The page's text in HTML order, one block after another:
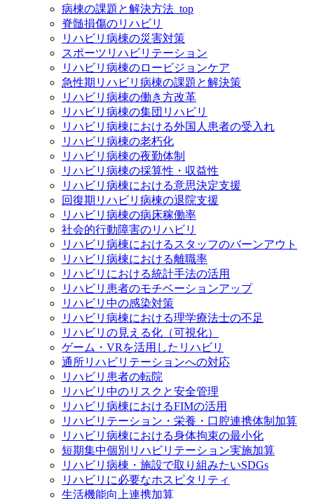
病棟の課題と解決方法_top
脊髄損傷のリハビリ
リハビリ病棟の災害対策
スポーツリハビリテーション
リハビリ病棟のロービジョンケア
急性期リハビリ病棟の課題と解決策
リハビリ病棟の働き方改革
リハビリ病棟の集団リハビリ
リハビリ病棟における外国人患者の受入れ
リハビリ病棟の老朽化
リハビリ病棟の夜勤体制
リハビリ病棟の採算性・収益性
リハビリ病棟における意思決定支援
回復期リハビリ病棟の退院支援
リハビリ病棟の病床稼働率
社会的行動障害のリハビリ
リハビリ病棟におけるスタッフのバーンアウト
リハビリ病棟における離職率
リハビリにおける統計手法の活用
リハビリ患者のモチベーションアップ
リハビリ中の感染対策
リハビリ病棟における理学療法士の不足
リハビリの見える化（可視化）
ゲーム・VRを活用したリハビリ
通所リハビリテーションへの対応
リハビリ患者の転院
リハビリ中のリスクと安全管理
リハビリ病棟におけるFIMの活用
リハビリテーション・栄養・口腔連携体制加算
リハビリ病棟における身体拘束の最小化
短期集中個別リハビリテーション実施加算
リハビリ病棟・施設で取り組みたいSDGs
リハビリに必要なホスピタリティ
生活機能向上連携加算